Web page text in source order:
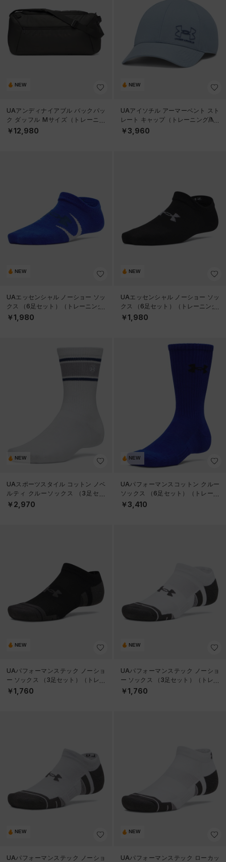
NEW
UAアンディナイアブル バックパッ
ク ダッフル Mサイズ（トレーニン
グ/UNISEX）
￥12,980
NEW
UAアイソチル アーマーベント スト
レート キャップ（トレーニング/ME
N）
￥3,960
NEW
UAエッセンシャル ノーショー ソッ
クス （6足セット）（トレーニング/
KIDS）
￥1,980
NEW
UAエッセンシャル ノーショー ソッ
クス （6足セット）（トレーニング/
KIDS）
￥1,980
NEW
UAスポーツスタイル コットン ノベ
ルティ クルーソックス （3足セッ
ト）（トレーニング/UNISEX）
￥2,970
NEW
UAパフォーマンスコットン クルー
ソックス （6足セット）（トレーニ
ング/UNISEX）
￥3,410
NEW
UAパフォーマンステック ノーショ
ー ソックス （3足セット）（トレー
ニング/UNISEX）
￥1,760
NEW
UAパフォーマンステック ノーショ
ー ソックス （3足セット）（トレー
ニング/UNISEX）
￥1,760
NEW
UAパフォーマンステック ノーショ
NEW
UAパフォーマンステック ローカッ